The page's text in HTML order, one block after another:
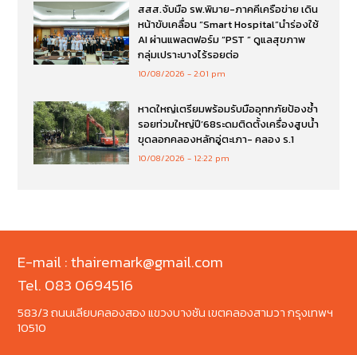
สสส.จับมือ รพ.พิมาย-ภาคคีเครือข่าย เดิน
หน้าขับเคลื่อน “Smart Hospital”นำร่องใช้
AI ผ่านแพลตฟอร์ม “PST ” ดูแลสุขภาพ
กลุ่มเปราะบางไร้รอยต่อ
10/08/2026 2:01 pm
หาดใหญ่เตรียมพร้อมรับมืออุทกภัยป้องซ้ำ
รอยท่วมใหญ่ปี’68ระดมติดตั้งเครื่องสูบน้ำ
ขุดลอกคลองหลักอู่ตะเภา- คลอง ร.1
10/08/2026 12:22 pm
E-mail : thairemark@gmail.com
Tel. 083 0694516
583/3 ถนนเลียบคลองสอง แขวงบางชัน เขตคลองสามวา กรุงเทพฯ
10510